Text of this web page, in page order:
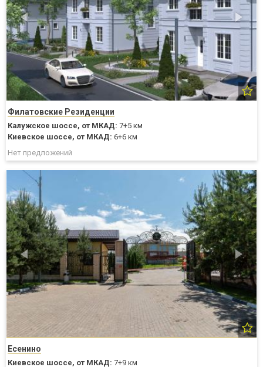
Филатовские Резиденции
Калужское шоссе, от МКАД: 7+5 км
Киевское шоссе, от МКАД: 6+6 км
Нет предложений
Есенино
Киевское шоссе, от МКАД: 7+9 км